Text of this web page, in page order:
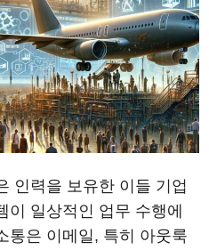
인력을 보유한 이들 기업
이 일상적인 업무 수행에
통은 이메일, 특히 아웃룩